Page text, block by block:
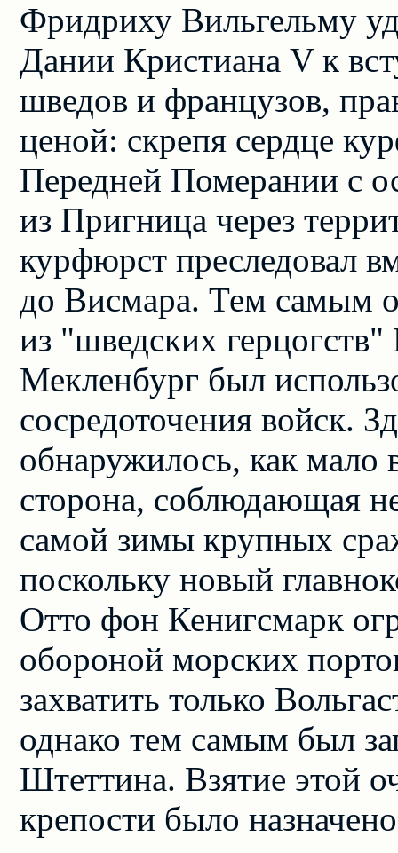
Фридриху Вильгельму
Дании Кристиана V к
шведов и французов,
ценой: скрепя сердце
Передней Померании с
из Пригница через
курфюрст преследовал
до Висмара. Тем самым
из "шведских
Мекленбург был
сосредоточения войск.
обнаружилось, как мало
сторона, соблюдающая
самой зимы крупных
поскольку новый
Отто фон Кенигсмарк
обороной морских
захватить только
однако тем самым был
Штеттина. Взятие этой
крепости было